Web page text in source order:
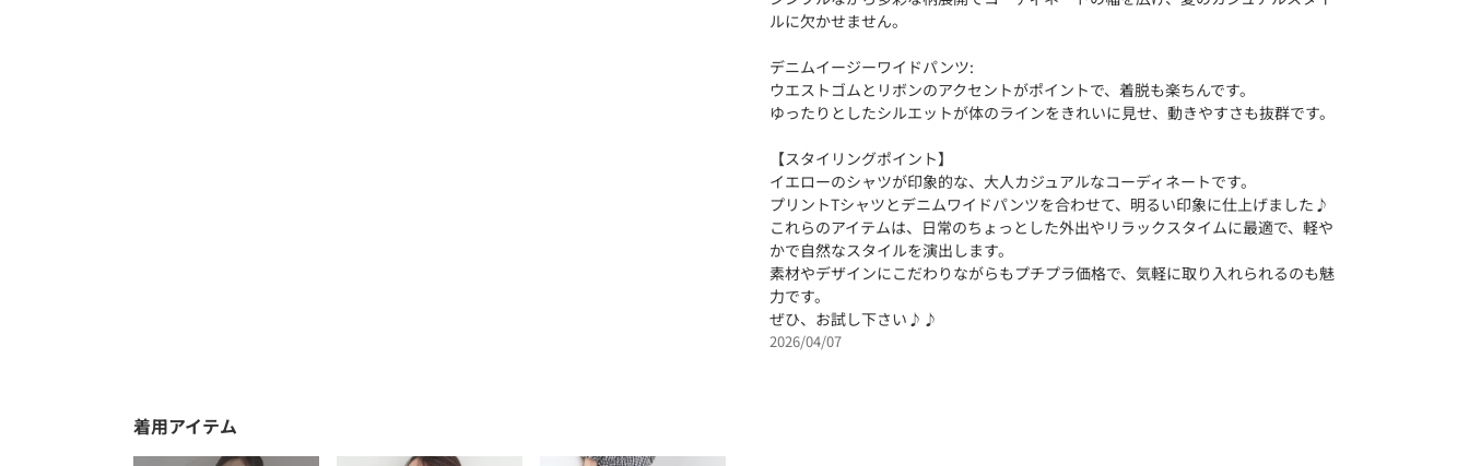
ルに欠かせません。
デニムイージーワイドパンツ:
ウエストゴムとリボンのアクセントがポイントで、着脱も楽ちんです。
ゆったりとしたシルエットが体のラインをきれいに見せ、動きやすさも抜群です。
【スタイリングポイント】
イエローのシャツが印象的な、大人カジュアルなコーディネートです。
プリントTシャツとデニムワイドパンツを合わせて、明るい印象に仕上げました♪
これらのアイテムは、日常のちょっとした外出やリラックスタイムに最適で、軽や
かで自然なスタイルを演出します。
素材やデザインにこだわりながらもプチプラ価格で、気軽に取り入れられるのも魅
力です。
ぜひ、お試し下さい♪♪
2026/04/07
着用アイテム